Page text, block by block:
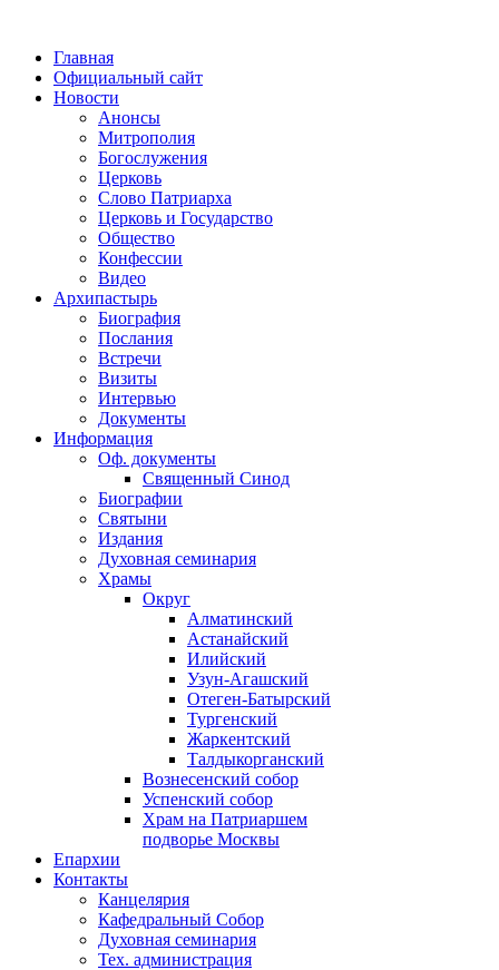
Главная
Официальный сайт
Новости
Анонсы
Митрополия
Богослужения
Церковь
Слово Патриарха
Церковь и Государство
Общество
Конфессии
Видео
Архипастырь
Биография
Послания
Встречи
Визиты
Интервью
Документы
Информация
Оф. документы
Священный Синод
Биографии
Святыни
Издания
Духовная семинария
Храмы
Округ
Алматинский
Астанайский
Илийский
Узун-Агашский
Отеген-Батырский
Тургенский
Жаркентский
Талдыкорганский
Вознесенский собор
Успенский собор
Храм на Патриаршем
подворье Москвы
Епархии
Контакты
Канцелярия
Кафедральный Собор
Духовная семинария
Тех. администрация